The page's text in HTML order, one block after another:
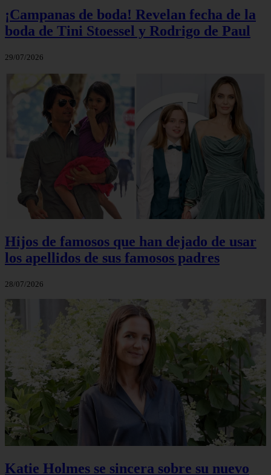
¡Campanas de boda! Revelan fecha de la
boda de Tini Stoessel y Rodrigo de Paul
29/07/2026
Hijos de famosos que han dejado de usar
los apellidos de sus famosos padres
28/07/2026
Katie Holmes se sincera sobre su nuevo